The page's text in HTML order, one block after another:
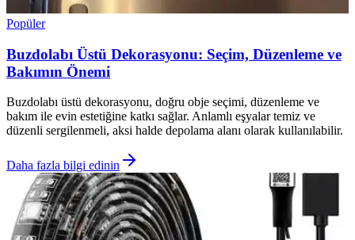
Popüler
Buzdolabı Üstü Dekorasyonu: Seçim, Düzenleme ve
Bakımın Önemi
Buzdolabı üstü dekorasyonu, doğru obje seçimi, düzenleme ve
bakım ile evin estetiğine katkı sağlar. Anlamlı eşyalar temiz ve
düzenli sergilenmeli, aksi halde depolama alanı olarak kullanılabilir.
Daha fazla bilgi edinin